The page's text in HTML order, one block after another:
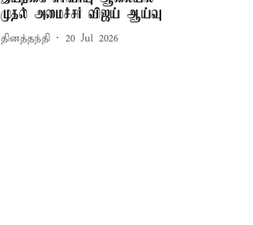
முதல் அமைச்சர் விஜய் ஆய்வு
தினத்தந்தி 20 Jul 2026